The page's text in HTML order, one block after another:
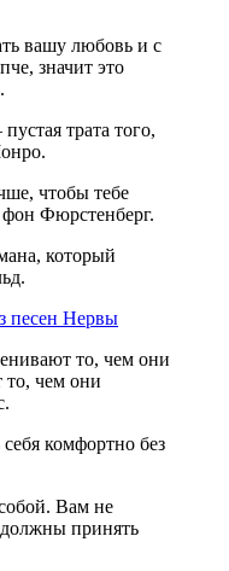
вашу любовь и с
значит это
трата того,
чтобы тебе
Фюрстенберг.
который
песен Нервы
то, чем они
то, чем они
комфортно без
Вам не
принять